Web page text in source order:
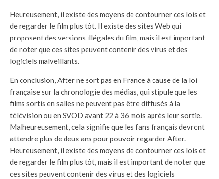
Heureusement, il existe des moyens de contourner ces lois et
de regarder le film plus tôt. Il existe des sites Web qui
proposent des versions illégales du film, mais il est important
de noter que ces sites peuvent contenir des virus et des
logiciels malveillants.
En conclusion, After ne sort pas en France à cause de la loi
française sur la chronologie des médias, qui stipule que les
films sortis en salles ne peuvent pas être diffusés à la
télévision ou en SVOD avant 22 à 36 mois après leur sortie.
Malheureusement, cela signifie que les fans français devront
attendre plus de deux ans pour pouvoir regarder After.
Heureusement, il existe des moyens de contourner ces lois et
de regarder le film plus tôt, mais il est important de noter que
ces sites peuvent contenir des virus et des logiciels